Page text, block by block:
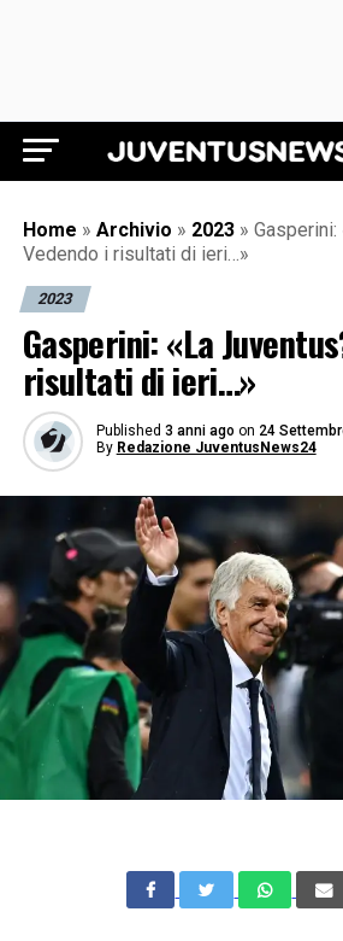
Juventus
Home » Archivio » 2023 »
Vedendo i risultati di ieri…»
2023
Gasperini: «La
risultati di ieri…»
Published 3 anni ago on 24
By Redazione JuventusNews24